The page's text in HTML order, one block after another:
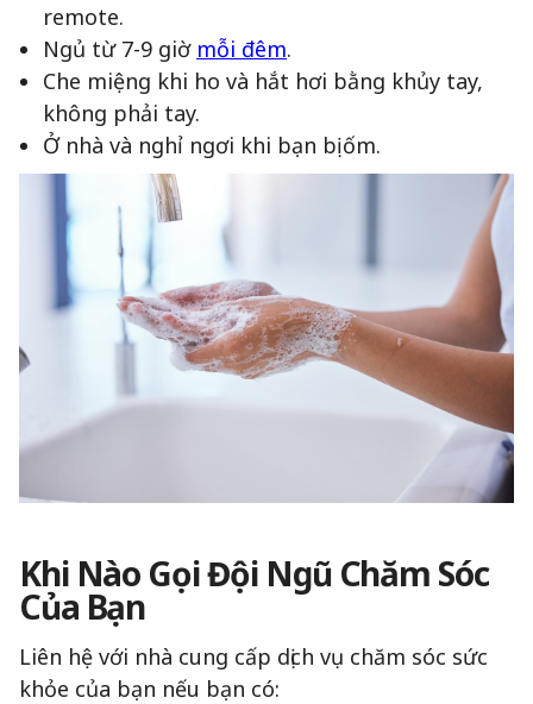
remote.
Ngủ từ 7-9 giờ mỗi đêm.
Che miệng khi ho và hắt hơi bằng khủy tay,
không phải tay.
Ở nhà và nghỉ ngơi khi bạn bị ốm.
Khi Nào Gọi Đội Ngũ Chăm Sóc
Của Bạn
Liên hệ với nhà cung cấp dịch vụ chăm sóc sức
khỏe của bạn nếu bạn có: